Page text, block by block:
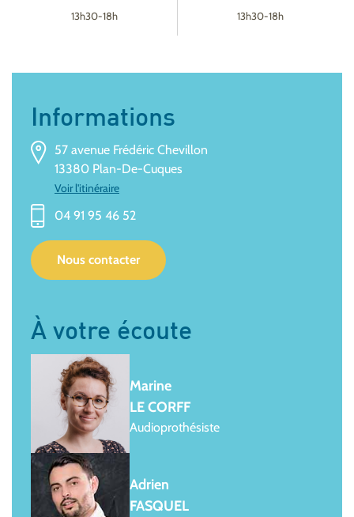
Informations
57 avenue Frédéric Chevillon
13380 Plan-De-Cuques
Voir l'itinéraire
04 91 95 46 52
Nous contacter
À votre écoute
Marine
LE CORFF
Audioprothésiste
Adrien
FASQUEL
13h30-18h
13h30-18h